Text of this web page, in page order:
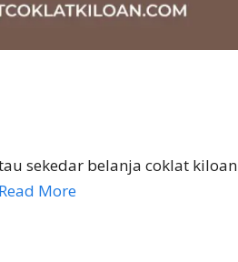
sekedar belanja coklat kiloan
Read More